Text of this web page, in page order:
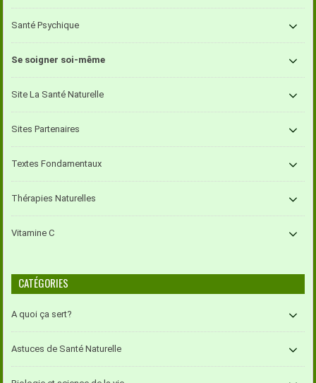
Santé Psychique
Se soigner soi-même
Site La Santé Naturelle
Sites Partenaires
Textes Fondamentaux
Thérapies Naturelles
Vitamine C
CATÉGORIES
A quoi ça sert?
Astuces de Santé Naturelle